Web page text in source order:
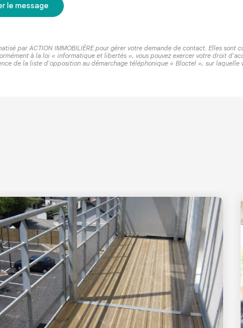
le message
par ACTION IMMOBILIÈRE pour gérer votre demande de contact. Elles
à la loi « informatique et libertés », vous pouvez exercer votre droit
de la liste d'opposition au démarchage téléphonique « Bloctel », sur laquelle